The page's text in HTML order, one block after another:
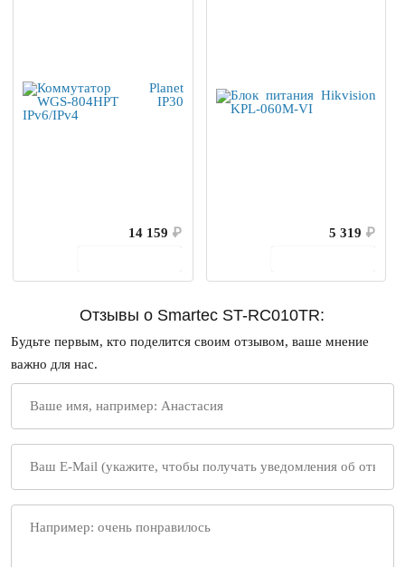
14 159 ₽
5 319 ₽
Отзывы о Smartec ST-RC010TR:
Будьте первым, кто поделится своим отзывом, ваше мнение
важно для нас.